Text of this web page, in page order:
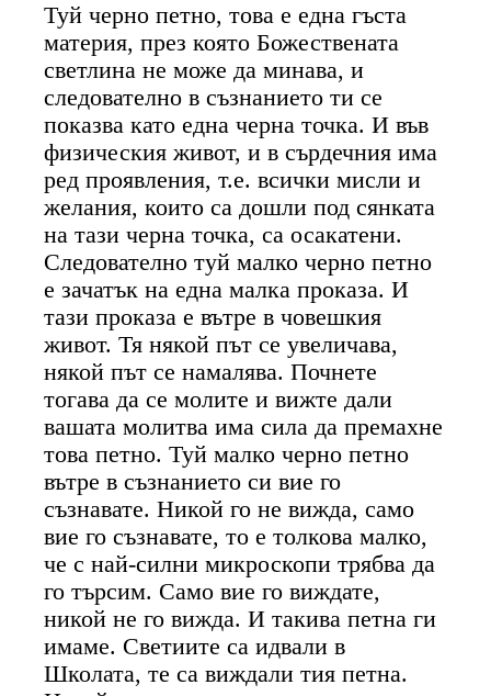
Туй черно петно, това е една гъста
материя, през която Божествената
светлина не може да минава, и
следователно в съзнанието ти се
показва като една черна точка. И във
физическия живот, и в сърдечния има
ред проявления, т.е. всички мисли и
желания, които са дошли под сянката
на тази черна точка, са осакатени.
Следователно туй малко черно петно
е зачатък на една малка проказа. И
тази проказа е вътре в човешкия
живот. Тя някой път се увеличава,
някой път се намалява. Почнете
тогава да се молите и вижте дали
вашата молитва има сила да премахне
това петно. Туй малко черно петно
вътре в съзнанието си вие го
съзнавате. Никой го не вижда, само
вие го съзнавате, то е толкова малко,
че с най-силни микроскопи трябва да
го търсим. Само вие го виждате,
никой не го вижда. И такива петна ги
имаме. Светиите са идвали в
Школата, те са виждали тия петна.